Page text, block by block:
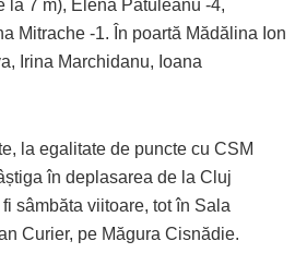
la 7 m), Elena Pătuleanu -4,
Mitrache -1. În poartă Mădălina Ion
Irina Marchidanu, Ioana
la egalitate de puncte cu CSM
în deplasarea de la Cluj
sâmbăta viitoare, tot în Sala
Curier, pe Măgura Cisnădie.